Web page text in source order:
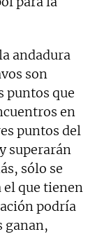
andadura
son
puntos que
en
puntos del
superarán
sólo se
el que tienen
podría
ganan,